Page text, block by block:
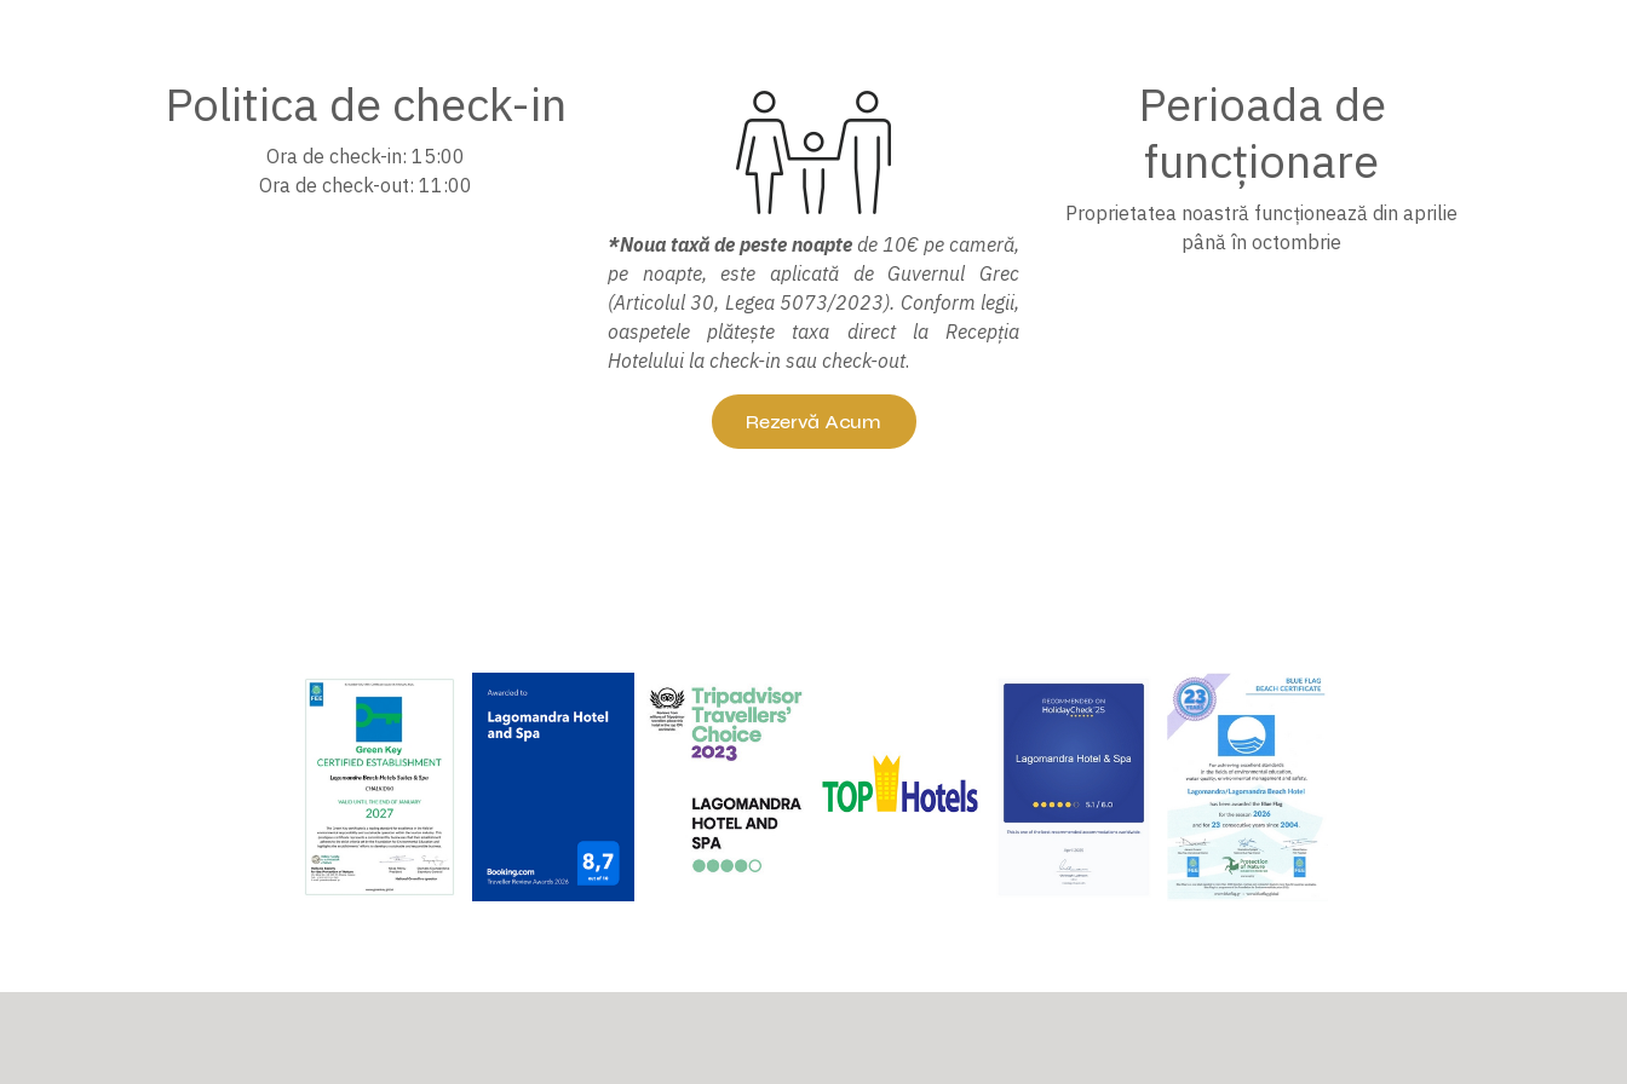
Politica de check-in
Ora de check-in: 15:00
Ora de check-out: 11:00
*Noua taxă de peste noapte de 10€ pe cameră,
pe noapte, este aplicată de Guvernul Grec
(Articolul 30, Legea 5073/2023). Conform legii,
oaspetele plătește taxa direct la Recepția
Hotelului la check-in sau check-out.
Perioada de
funcționare
Proprietatea noastră funcționează din aprilie
până în octombrie
Rezervă Acum